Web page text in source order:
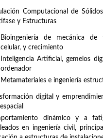
Computacional de
y Estructuras
Bioingeniería de mecánica de
celular, y crecimiento
Inteligencia Artificial, gemelos
ordenador
Metamateriales e ingeniería
digital y
dinámico y a
en ingeniería civil,